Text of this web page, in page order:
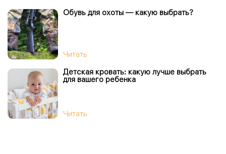
Обувь для охоты — какую выбрать?
Читать
Детская кровать: какую лучше выбрать
для вашего ребенка
Читать